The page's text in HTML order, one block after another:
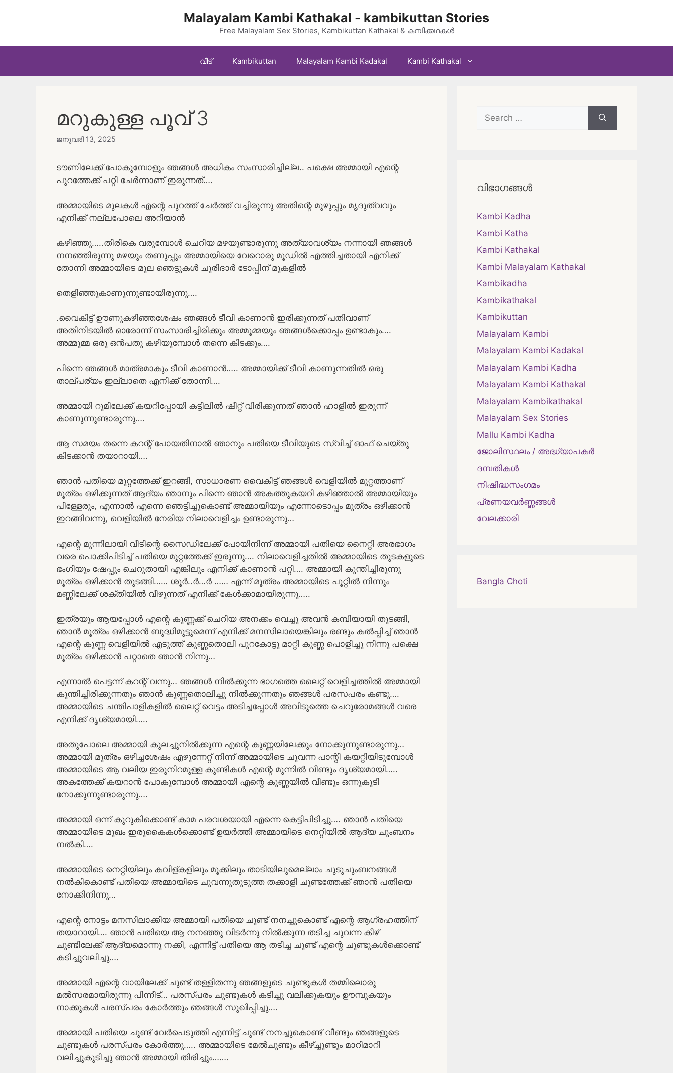
Malayalam Kambi Kathakal - kambikuttan Stories
Free Malayalam Sex Stories, Kambikuttan Kathakal & കമ്പിക്കഥകൾ
വീട് Kambikuttan Malayalam Kambi Kadakal Kambi Kathakal
മറുകുള്ള പൂവ് 3
ജനുവരി 13, 2025
ടൗണിലേക്ക് പോകുമ്പോളും ഞങ്ങൾ അധികം സംസാരിച്ചില്ല.. പക്ഷെ അമ്മായി എന്റെ
പുറത്തേക്ക് പറ്റി ചേർന്നാണ് ഇരുന്നത്….
അമ്മായിടെ മുലകൾ എന്റെ പുറത്ത് ചേർത്ത് വച്ചിരുന്നു അതിന്റെ മുഴുപ്പും മൃദുത്വവും
എനിക്ക് നല്ലപോലെ അറിയാൻ
കഴിഞ്ഞു…..തിരികെ വരുമ്പോൾ ചെറിയ മഴയുണ്ടാരുന്നു അത്യാവശ്യം നന്നായി ഞങ്ങൾ
നനഞ്ഞിരുന്നു മഴയും തണുപ്പും അമ്മായിയെ വേറൊരു മൂഡിൽ എത്തിച്ചതായി എനിക്ക്
തോന്നി അമ്മായിടെ മുല ഞെട്ടുകൾ ചുരിദാർ ടോപ്പിന് മുകളിൽ
തെളിഞ്ഞുകാണുന്നുണ്ടായിരുന്നു….
.വൈകിട്ട് ഊണുകഴിഞ്ഞശേഷം ഞങ്ങൾ ടീവി കാണാൻ ഇരിക്കുന്നത് പതിവാണ്
അതിനിടയിൽ ഓരോന്ന് സംസാരിച്ചിരിക്കും അമ്മൂമ്മയും ഞങ്ങൾക്കൊപ്പം ഉണ്ടാകും….
അമ്മൂമ്മ ഒരു ഒൻപതു കഴിയുമ്പോൾ തന്നെ കിടക്കും….
പിന്നെ ഞങ്ങൾ മാത്രമാകും ടീവി കാണാൻ….. അമ്മായിക്ക് ടീവി കാണുന്നതിൽ ഒരു
താല്പര്യം ഇല്ലാതെ എനിക്ക് തോന്നി….
അമ്മായി റൂമിലേക്ക് കയറിപ്പോയി കട്ടിലിൽ ഷീറ്റ് വിരിക്കുന്നത് ഞാൻ ഹാളിൽ ഇരുന്ന്
കാണുന്നുണ്ടാരുന്നു….
ആ സമയം തന്നെ കറന്റ് പോയതിനാൽ ഞാനും പതിയെ ടീവിയുടെ സ്വിച്ച് ഓഫ്‌ ചെയ്തു
കിടക്കാൻ തയാറായി….
ഞാൻ പതിയെ മുറ്റത്തേക്ക് ഇറങ്ങി, സാധാരണ വൈകിട്ട് ഞങ്ങൾ വെളിയിൽ മുറ്റത്താണ്
മൂത്രം ഒഴിക്കുന്നത് ആദ്യം ഞാനും പിന്നെ ഞാൻ അകത്തുകയറി കഴിഞ്ഞാൽ അമ്മായിയും
പിള്ളേരും, എന്നാൽ എന്നെ ഞെട്ടിച്ചുകൊണ്ട് അമ്മായിയും എന്നോടൊപ്പം മൂത്രം ഒഴിക്കാൻ
ഇറങ്ങിവന്നു, വെളിയിൽ നേരിയ നിലാവെളിച്ചം ഉണ്ടാരുന്നു…
എന്റെ മുന്നിലായി വീടിന്റെ സൈഡിലേക്ക് പോയിനിന്ന് അമ്മായി പതിയെ നൈറ്റി അരഭാഗം
വരെ പൊക്കിപിടിച്ച് പതിയെ മുറ്റത്തേക്ക് ഇരുന്നു…. നിലാവെളിച്ചതിൽ അമ്മായിടെ തുടകളുടെ
ഭംഗിയും ഷേപ്പും ചെറുതായി എങ്കിലും എനിക്ക് കാണാൻ പറ്റി…. അമ്മായി കുന്തിച്ചിരുന്നു
മൂത്രം ഒഴിക്കാൻ തുടങ്ങി…… ശൂർ..ർ…ർ …… എന്ന് മൂത്രം അമ്മായിടെ പൂറ്റിൽ നിന്നും
മണ്ണിലേക്ക് ശക്തിയിൽ വീഴുന്നത് എനിക്ക് കേൾക്കാമായിരുന്നു…..
ഇത്രയും ആയപ്പോൾ എന്റെ കുണ്ണക്ക് ചെറിയ അനക്കം വെച്ചു അവൻ കമ്പിയായി തുടങ്ങി,
ഞാൻ മൂത്രം ഒഴിക്കാൻ ബുദ്ധിമുട്ടുമെന്ന് എനിക്ക് മനസിലായെങ്കിലും രണ്ടും കൽപ്പിച്ച് ഞാൻ
എന്റെ കുണ്ണ വെളിയിൽ എടുത്ത് കുണ്ണതൊലി പുറകോട്ടു മാറ്റി കുണ്ണ പൊളിച്ചു നിന്നു പക്ഷെ
മൂത്രം ഒഴിക്കാൻ പറ്റാതെ ഞാൻ നിന്നു…
എന്നാൽ പെട്ടന്ന് കറന്റ് വന്നു… ഞങ്ങൾ നിൽക്കുന്ന ഭാഗത്തെ ലൈറ്റ് വെളിച്ചത്തിൽ അമ്മായി
കുന്തിച്ചിരിക്കുന്നതും ഞാൻ കുണ്ണതൊലിച്ചു നിൽക്കുന്നതും ഞങ്ങൾ പരസപരം കണ്ടു….
അമ്മായിടെ ചന്തിപാളികളിൽ ലൈറ്റ് വെട്ടം അടിച്ചപ്പോൾ അവിടുത്തെ ചെറുരോമങ്ങൾ വരെ
എനിക്ക് ദൃശ്യമായി…..
അതുപോലെ അമ്മായി കുലച്ചുനിൽക്കുന്ന എന്റെ കുണ്ണയിലേക്കും നോക്കുന്നുണ്ടാരുന്നു…
അമ്മായി മൂത്രം ഒഴിച്ചശേഷം എഴുന്നേറ്റ് നിന്ന് അമ്മായിടെ ചുവന്ന പാന്റി കയറ്റിയിടുമ്പോൾ
അമ്മായിടെ ആ വലിയ ഇരുനിറമുള്ള കുണ്ടികൾ എന്റെ മുന്നിൽ വീണ്ടും ദൃശ്യമായി…..
അകത്തേക്ക് കയറാൻ പോകുമ്പോൾ അമ്മായി എന്റെ കുണ്ണയിൽ വീണ്ടും ഒന്നുകൂടി
നോക്കുന്നുണ്ടാരുന്നു….
അമ്മായി ഒന്ന് കുറുകിക്കൊണ്ട് കാമ പരവശയായി എന്നെ കെട്ടിപിടിച്ചു…. ഞാൻ പതിയെ
അമ്മായിടെ മുഖം ഇരുകൈകൾക്കൊണ്ട് ഉയർത്തി അമ്മായിടെ നെറ്റിയിൽ ആദ്യ ചുംബനം
നൽകി….
അമ്മായിടെ നെറ്റിയിലും കവിള്കളിലും മൂക്കിലും താടിയിലുമെല്ലാം ചുടുചുംബനങ്ങൾ
നൽകികൊണ്ട് പതിയെ അമ്മായിടെ ചുവന്നുതുടുത്ത തക്കാളി ചുണ്ടത്തേക്ക് ഞാൻ പതിയെ
നോക്കിനിന്നു…
എന്റെ നോട്ടം മനസിലാക്കിയ അമ്മായി പതിയെ ചുണ്ട് നനച്ചുകൊണ്ട് എന്റെ ആഗ്രഹത്തിന്
തയാറായി…. ഞാൻ പതിയെ ആ നനഞ്ഞു വിടർന്നു നിൽക്കുന്ന തടിച്ച ചുവന്ന കീഴ്
ചുണ്ടിലേക്ക് ആദ്യമൊന്നു നക്കി, എന്നിട്ട് പതിയെ ആ തടിച്ച ചുണ്ട് എന്റെ ചുണ്ടുകൾക്കൊണ്ട്
കടിച്ചുവലിച്ചു….
അമ്മായി എന്റെ വായിലേക്ക് ചുണ്ട് തള്ളിതന്നു ഞങ്ങളുടെ ചുണ്ടുകൾ തമ്മിലൊരു
മൽസരമായിരുന്നു പിന്നീട്… പരസ്പരം ചുണ്ടുകൾ കടിച്ചു വലിക്കുകയും ഊമ്പുകയും
നാക്കുകൾ പരസ്പരം കോർത്തും ഞങ്ങൾ സുഖിപ്പിച്ചു….
അമ്മായി പതിയെ ചുണ്ട് വേർപെടുത്തി എന്നിട്ട് ചുണ്ട് നനച്ചുകൊണ്ട് വീണ്ടും ഞങ്ങളുടെ
ചുണ്ടുകൾ പരസ്പരം കോർത്തു….. അമ്മായിടെ മേൽചുണ്ടും കീഴ്ച്ചുണ്ടും മാറിമാറി
വലിച്ചുകുടിച്ചു ഞാൻ അമ്മായി തിരിച്ചും…….
Search
for:
വിഭാഗങ്ങൾ
Kambi Kadha
Kambi Katha
Kambi Kathakal
Kambi Malayalam Kathakal
Kambikadha
Kambikathakal
Kambikuttan
Malayalam Kambi
Malayalam Kambi Kadakal
Malayalam Kambi Kadha
Malayalam Kambi Kathakal
Malayalam Kambikathakal
Malayalam Sex Stories
Mallu Kambi Kadha
ജോലിസ്ഥലം / അദ്ധ്യാപകർ
ദമ്പതികള്‍
നിഷിദ്ധസംഗമം
പ്രണയവർണ്ണങ്ങൾ
വേലക്കാരി
Bangla Choti